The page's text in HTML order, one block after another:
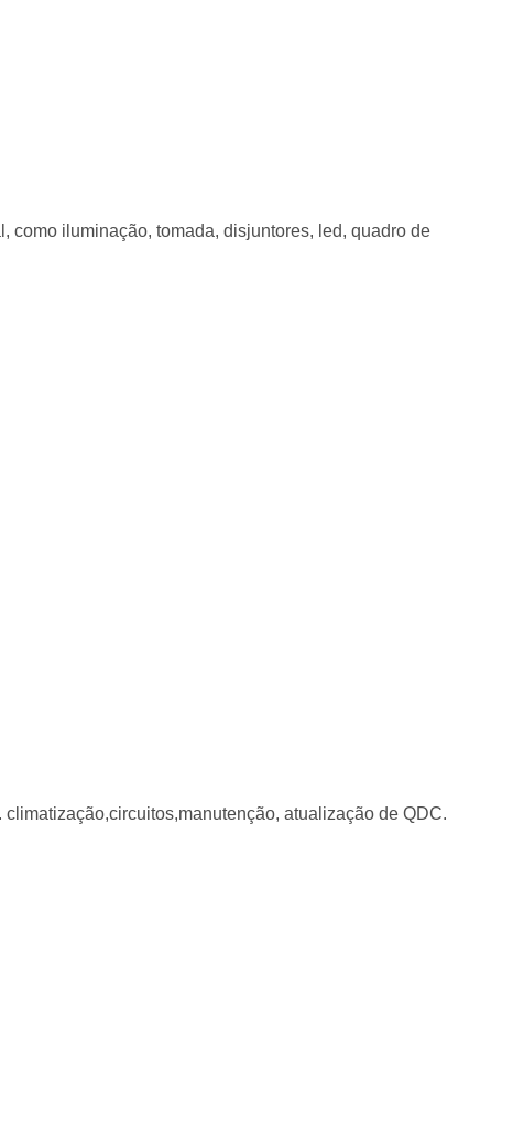
como iluminação, tomada, disjuntores, led, quadro de
atualização de QDC.